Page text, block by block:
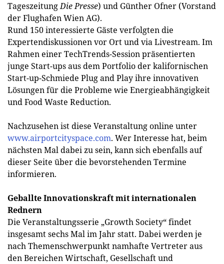
TageszeitungDie Presse) und Günther Ofner (Vorstand
der Flughafen Wien AG).
Rund 150 interessierte Gäste verfolgten die
Expertendiskussionen vor Ort und via Livestream. Im
Rahmen einer TechTrends-Session präsentierten
junge Start-ups aus dem Portfolio der kalifornischen
Start-up-Schmiede Plug and Play ihre innovativen
Lösungen für die Probleme wie Energieabhängigkeit
und Food Waste Reduction.
Nachzusehen ist diese Veranstaltung online unter
www.airportcityspace.com. Wer Interesse hat, beim
nächsten Mal dabei zu sein, kann sich ebenfalls auf
dieser Seite über die bevorstehenden Termine
informieren.
Geballte Innovationskraft mit internationalen
Rednern
Die Veranstaltungsserie „Growth Society“ findet
insgesamt sechs Mal im Jahr statt. Dabei werden je
nach Themenschwerpunkt namhafte Vertreter aus
den Bereichen Wirtschaft, Gesellschaft und